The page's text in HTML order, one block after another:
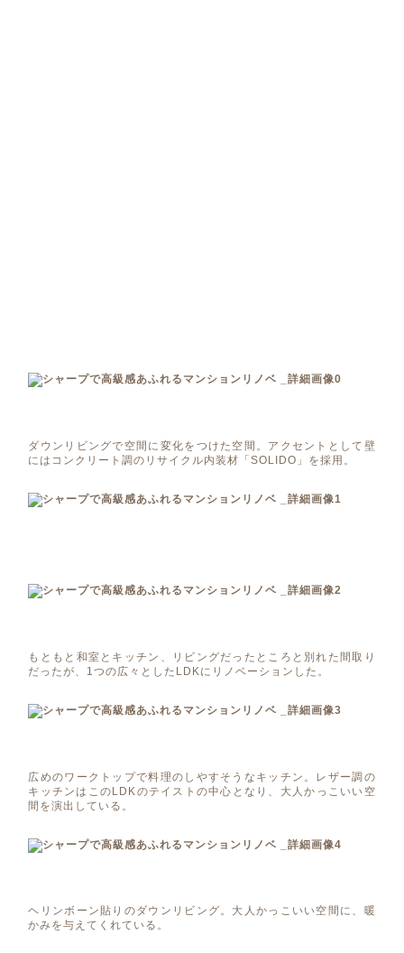
ダウンリビングで空間に変化をつけた空間。アクセントとして壁
にはコンクリート調のリサイクル内装材「SOLIDO」を採用。
もともと和室とキッチン、リビングだったところと別れた間取り
だったが、1つの広々としたLDKにリノベーションした。
広めのワークトップで料理のしやすそうなキッチン。レザー調の
キッチンはこのLDKのテイストの中心となり、大人かっこいい空
間を演出している。
ヘリンボーン貼りのダウンリビング。大人かっこいい空間に、暖
かみを与えてくれている。